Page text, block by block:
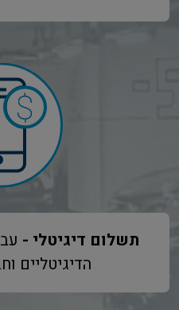
תשלום דיגיטלי -
הדיגיטליים